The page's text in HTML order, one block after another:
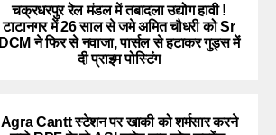
चक्रधरपुर रेल मंडल में तबादला उद्योग हावी !
टाटानगर में 26 साल से जमे अमित चौधरी को Sr
DCM ने फिर से नवाजा, पार्सल से हटाकर गुड्स में
दी प्राइम पोस्टिंग
Agra Cantt स्टेशन पर खाकी को शर्मसार करने